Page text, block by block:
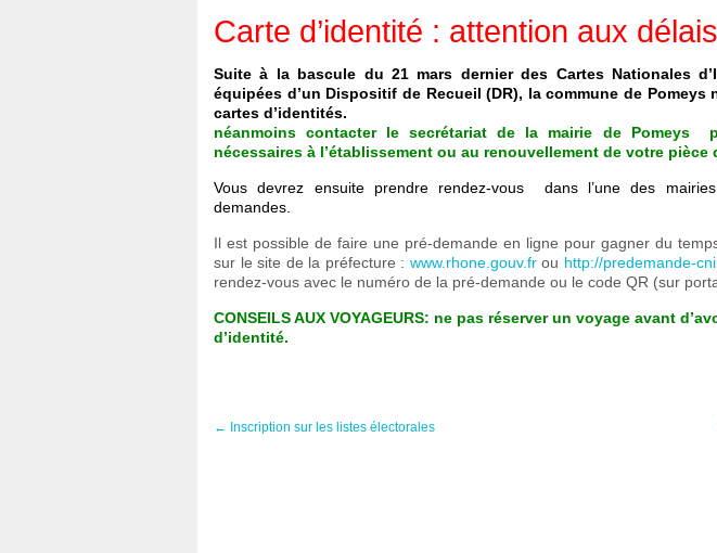
Carte d’identité : attention aux délais
Suite à la bascule du 21 mars dernier des Cartes Nationales
équipées d’un Dispositif de Recueil (DR), la commune de Pomeys
cartes d’identités.
néanmoins contacter le secrétariat de la mairie de Pomeys
nécessaires à l’établissement ou au renouvellement de votre pièce
Vous devrez ensuite prendre rendez-vous dans l’une des
demandes.
Il est possible de faire une pré-demande en ligne pour gagner du
sur le site de la préfecture : www.rhone.gouv.frou http://predemande-
rendez-vous avec le numéro de la pré-demande ou le code QR (sur
CONSEILS AUX VOYAGEURS: ne pas réserver un voyage avant
d’identité.
← Inscription sur les listes électorales